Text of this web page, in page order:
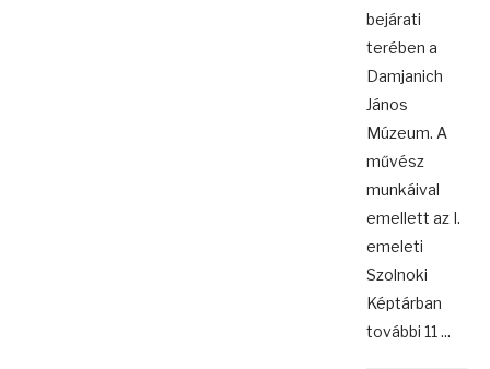
bejárati
terében a
Damjanich
János
Múzeum. A
művész
munkáival
emellett az I.
emeleti
Szolnoki
Képtárban
további 11 ...